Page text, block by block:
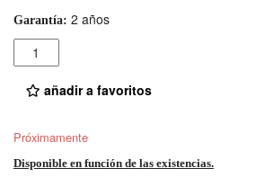
Garantía: 2 años
Cantidad
añadir a favoritos
Próximamente
Disponible en función de las existencias.